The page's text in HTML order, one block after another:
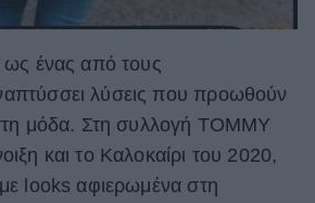
ένας από τους
λύσεις που προωθούν
μόδα. Στη συλλογή TOMMY
και το Καλοκαίρι του 2020,
looks αφιερωμένα στη